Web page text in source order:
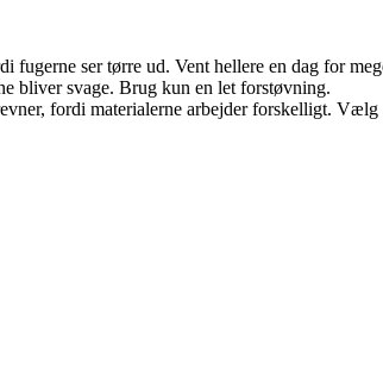
ser tørre ud. Vent hellere en dag for
bliver svage. Brug kun en let forstøvning.
fordi materialerne arbejder forskelligt.